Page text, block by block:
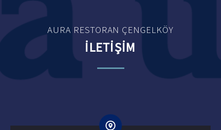
AURA RESTORAN ÇENGELKÖY
İLETİŞİM